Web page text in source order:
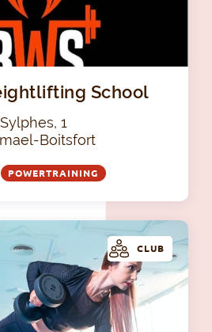
School
1
Boitsfort
POWERTRAINING
CLUB